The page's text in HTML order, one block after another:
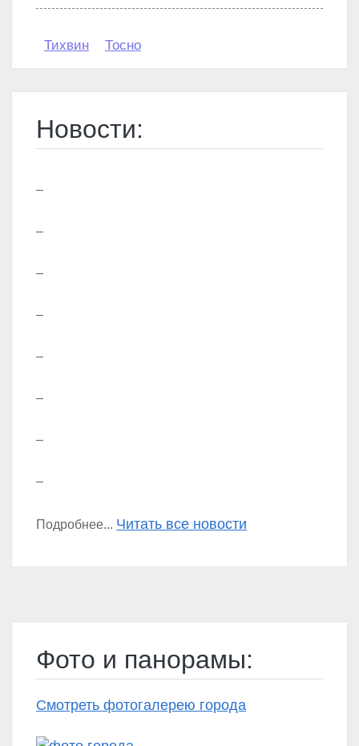
Тихвин Тосно
Новости:
–
–
–
–
–
–
–
–
Подробнее... Читать все новости
Фото и панорамы:
Смотреть фотогалерею города